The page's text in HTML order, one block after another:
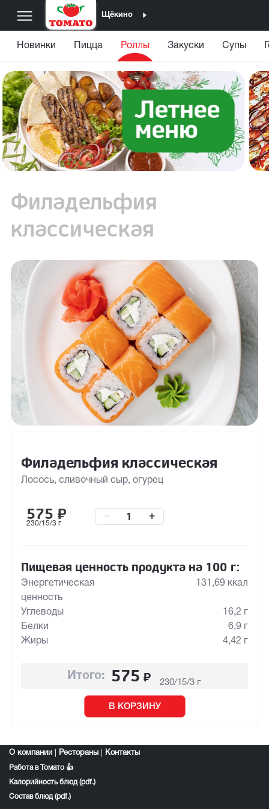
Щёкино
Новинки Пицца Роллы Закуски Супы
Филадельфия
классическая
Филадельфия классическая
Лосось, сливочный сыр, огурец
575 ₽
230/15/3 г
+
Пищевая ценность продукта на 100 г:
Энергетическая
ценность
131,69 ккал
Углеводы
16,2 г
Белки
6,9 г
Жиры
4,42 г
Итого: 575 ₽ 230/15/3 г
В КОРЗИНУ
О компании Рестораны Контакты
Работа в Томато 👍
Калорийность блюд (pdf.)
Состав блюд (pdf.)